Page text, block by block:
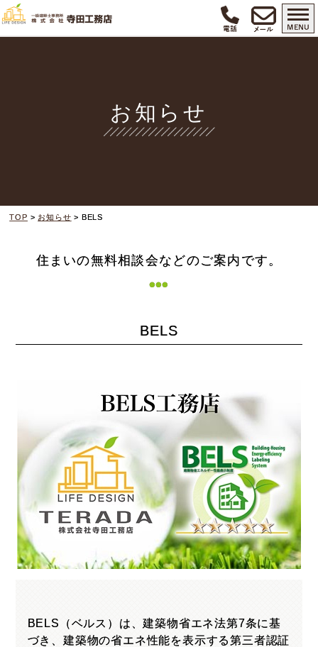
建築実例
リフォーム
会社のコト
お客様の声
お知らせ
TOP > お知らせ > BELS
住まいの無料相談会などのご案内です。
BELS
BELS（ベルス）は、建築物省エネ法第7条に基
づき、建築物の省エネ性能を表示する第三者認証